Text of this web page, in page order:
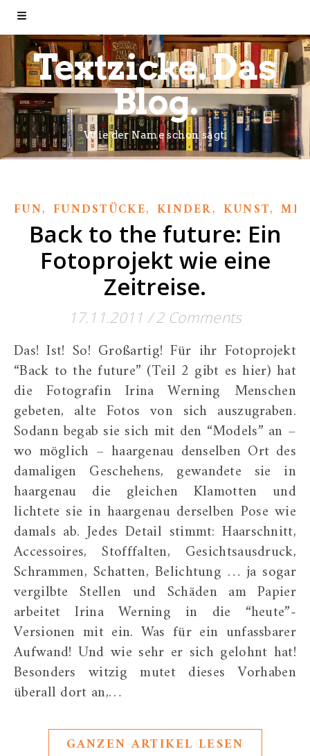
Textzicke. Das
Blog.
Wie der Name schon sagt.
FUN, FUNDSTÜCKE, KINDER, KUNST,
Back to the future: Ein
Fotoprojekt wie eine
Zeitreise.
17.11.2011 / 2 Comments
Das! Ist! So! Großartig! Für ihr Fotoprojekt
“Back to the future” (Teil 2 gibt es hier) hat
die Fotografin Irina Werning Menschen
gebeten, alte Fotos von sich auszugraben.
Sodann begab sie sich mit den “Models” an –
wo möglich – haargenau denselben Ort des
damaligen Geschehens, gewandete sie in
haargenau die gleichen Klamotten und
lichtete sie in haargenau derselben Pose wie
damals ab. Jedes Detail stimmt: Haarschnitt,
Accessoires, Stofffalten, Gesichtsausdruck,
Schrammen, Schatten, Belichtung … ja sogar
vergilbte Stellen und Schäden am Papier
arbeitet Irina Werning in die “heute”-
Versionen mit ein. Was für ein unfassbarer
Aufwand! Und wie sehr er sich gelohnt hat!
Besonders witzig mutet dieses Vorhaben
überall dort an,…
GANZEN ARTIKEL LESEN